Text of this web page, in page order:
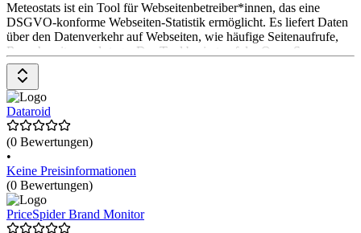
Meteostats ist ein Tool für Webseitenbetreiber*innen, das eine
DSGVO-konforme Webseiten-Statistik ermöglicht. Es liefert Daten
über den Datenverkehr auf Webseiten, wie häufige Seitenaufrufe,
Besuchszeiten und -tage. Das Tool basiert auf der Open-Source-
Software Matomo und wird auf einem Server in Wien betrieben. Es
bietet Funktionen wie Live-Statistiken, E-Commerce-Tracking-
Lösungen und ermöglicht eine umfassende Messung des
Webseitenerfolgs. Die Kosten für meteostats richten sich nach dem
Datenverkehr und werden monatlich berechnet. Es fallen keine
Installationskosten an. Die Preise beginnen bei 7 € pro Monat für
30.000 Seitenaufrufe.
Dataroid
(0 Bewertungen)
•
Keine Preisinformationen
(0 Bewertungen)
PriceSpider Brand Monitor